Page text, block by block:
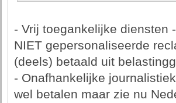
- Vrij toegankelijke diensten
NIET gepersonaliseerde
(deels) betaald uit
- Onafhankelijke
wel betalen maar zie nu